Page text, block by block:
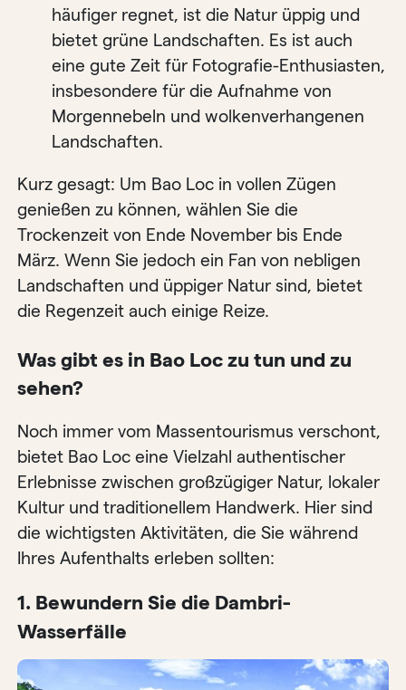
häufiger regnet, ist die Natur üppig und
bietet grüne Landschaften. Es ist auch
eine gute Zeit für Fotografie-Enthusiasten,
insbesondere für die Aufnahme von
Morgennebeln und wolkenverhangenen
Landschaften.
Kurz gesagt: Um Bao Loc in vollen Zügen
genießen zu können, wählen Sie die
Trockenzeit von Ende November bis Ende
März. Wenn Sie jedoch ein Fan von nebligen
Landschaften und üppiger Natur sind, bietet
die Regenzeit auch einige Reize.
Was gibt es in Bao Loc zu tun und zu
sehen?
Noch immer vom Massentourismus verschont,
bietet Bao Loc eine Vielzahl authentischer
Erlebnisse zwischen großzügiger Natur, lokaler
Kultur und traditionellem Handwerk. Hier sind
die wichtigsten Aktivitäten, die Sie während
Ihres Aufenthalts erleben sollten:
1. Bewundern Sie die Dambri-
Wasserfälle